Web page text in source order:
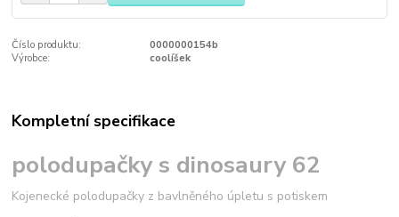
Číslo produktu:
0000000154b
Výrobce:
coolíšek
Kompletní specifikace
polodupačky s dinosaury 62
Kojenecké polodupačky z bavlněného úpletu s potiskem